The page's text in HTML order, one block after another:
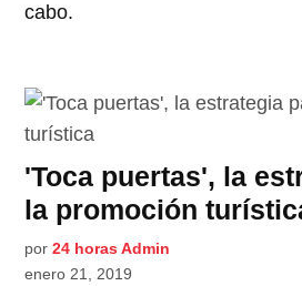
cabo.
'Toca puertas', la
la promoción
por 24 horas Admin
enero 21, 2019